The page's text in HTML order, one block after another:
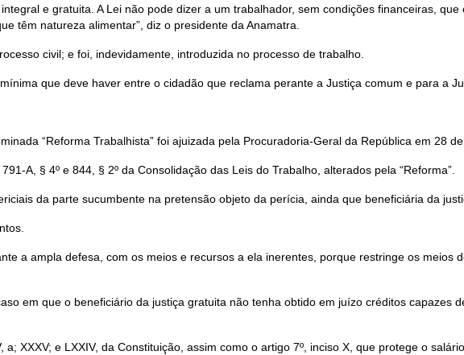
e gratuita. A Lei não pode dizer a um trabalhador, sem condições financeiras,
têm natureza alimentar”, diz o presidente da Anamatra.
civil; e foi, indevidamente, introduzida no processo de trabalho.
que deve haver entre o cidadão que reclama perante a Justiça comum e para a
“Reforma Trabalhista” foi ajuizada pela Procuradoria-Geral da República em 28
A, § 4º e 844, § 2º da Consolidação das Leis do Trabalho, alterados pela “Reforma”.
da parte sucumbente na pretensão objeto da perícia, ainda que beneficiária da
a ampla defesa, com os meios e recursos a ela inerentes, porque restringe os meios
em que o beneficiário da justiça gratuita não tenha obtido em juízo créditos capazes
XXXV; e LXXIV, da Constituição, assim como o artigo 7º, inciso X, que protege o